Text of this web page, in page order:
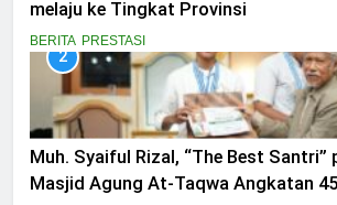
melaju ke Tingkat Provinsi
BERITA PRESTASI
2
Muh. Syaiful Rizal, “The Best Santri”
Masjid Agung At-Taqwa Angkatan 45